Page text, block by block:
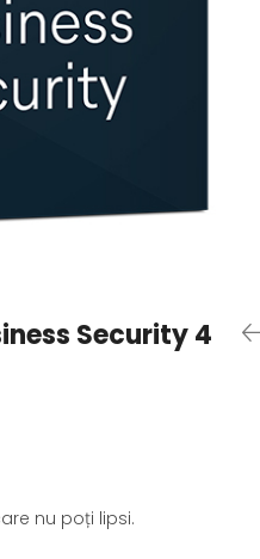
Security 4
nu poți lipsi.